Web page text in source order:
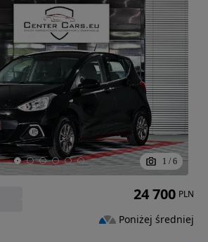
1 / 6
24 700 PLN
Poniżej średniej